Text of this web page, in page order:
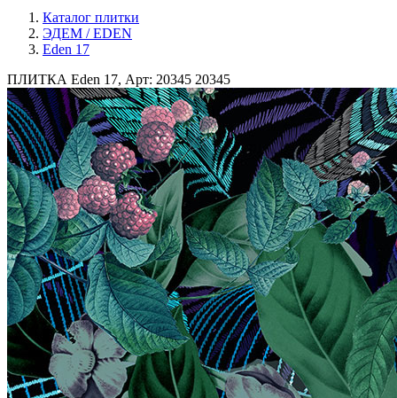
Каталог плитки
ЭДЕМ / EDEN
Eden 17
ПЛИТКА Eden 17, Арт: 20345 20345